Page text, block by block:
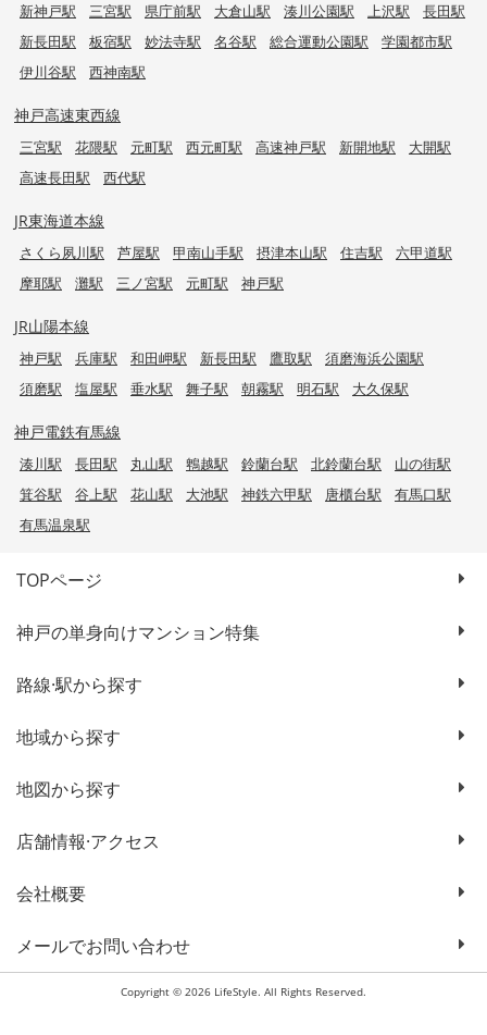
新神戸駅 三宮駅 県庁前駅 大倉山駅 湊川公園駅 上沢駅
長田駅
新長田駅
板宿駅 妙法寺駅 名谷駅 総合運動公園駅
学園都市駅
伊川谷駅
西神南駅
神戸高速東西線
三宮駅 花隈駅 元町駅 西元町駅 高速神戸駅 新開地駅
大開駅
高速長田駅
西代駅
JR東海道本線
さくら夙川駅 芦屋駅 甲南山手駅 摂津本山駅 住吉駅
六甲道駅
摩耶駅
灘駅 三ノ宮駅 元町駅 神戸駅
JR山陽本線
神戸駅 兵庫駅 和田岬駅 新長田駅 鷹取駅
須磨海浜公園駅
須磨駅
塩屋駅 垂水駅 舞子駅 朝霧駅 明石駅 大久保駅
神戸電鉄有馬線
湊川駅 長田駅 丸山駅 鵯越駅 鈴蘭台駅 北鈴蘭台駅
山の街駅
箕谷駅
谷上駅 花山駅 大池駅 神鉄六甲駅 唐櫃台駅
有馬口駅
有馬温泉駅
TOPページ
神戸の単身向けマンション特集
路線·駅から探す
地域から探す
地図から探す
店舗情報·アクセス
会社概要
メールでお問い合わせ
Copyright © 2026 LifeStyle. All Rights Reserved.